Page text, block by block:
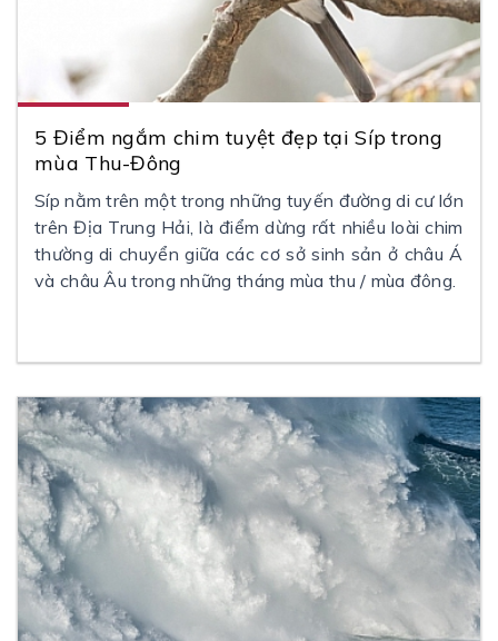
5 Điểm ngắm chim tuyệt đẹp tại Síp trong
mùa Thu-Đông
Síp nằm trên một trong những tuyến đường di cư lớn
trên Địa Trung Hải, là điểm dừng rất nhiều loài chim
thường di chuyển giữa các cơ sở sinh sản ở châu Á
và châu Âu trong những tháng mùa thu / mùa đông.